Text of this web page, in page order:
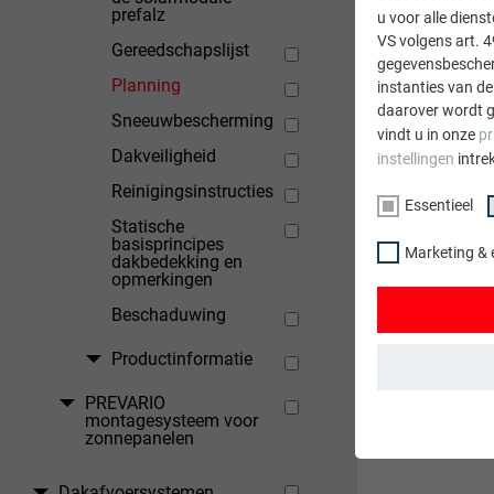
prefalz
Gereedschapslijst
Planning
Sneeuwbescherming
Dakveiligheid
Reinigingsinstructies
Statische
basisprincipes
dakbedekking en
opmerkingen
Beschaduwing
Productinformatie
PREVARIO
montagesysteem voor
zonnepanelen
TERUG
u voor alle
VS volgens art.
instanties van
daarover wordt
vindt u in onze
instellingen
Essentieel
Marketing &